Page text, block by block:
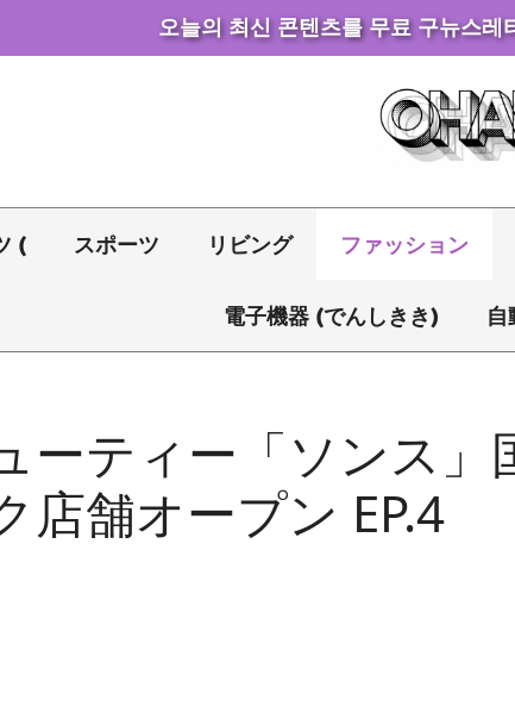
오늘의 최신 콘텐츠를 무료 구뉴스레
( スポーツ リビング ファッション
電子機器 (でんしきき) 自
ーティー「ソンス」
店舗オープン EP.4